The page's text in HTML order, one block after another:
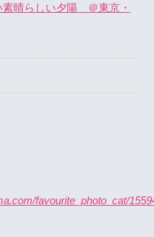
晴らしい夕陽 ＠東京・
favourite_photo_cat/